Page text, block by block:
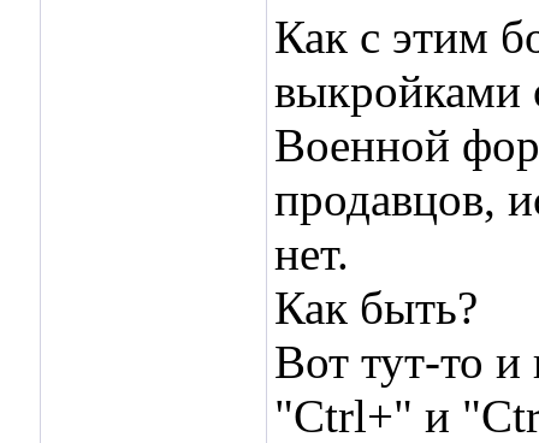
Как с этим
выкройками
Военной
продавцов,
нет.
Как быть?
Вот тут-то
"Ctrl+" и